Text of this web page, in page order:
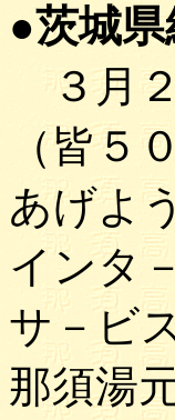
●茨城
３月
（皆５
あげよ
インタ
サ－ビ
那須湯